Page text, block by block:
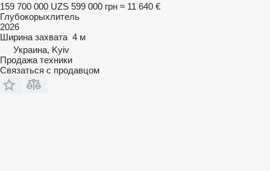
159 700 000 UZS 599 000 грн ≈ 11 640 €
Глубокорыхлитель
2026
Ширина захвата 4 м
Украина, Kyiv
Продажа техники
Связаться с продавцом